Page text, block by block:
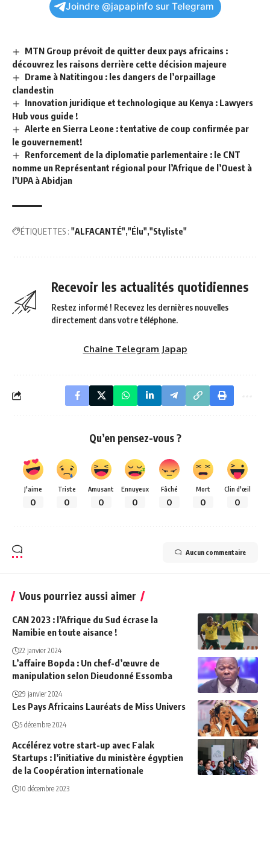
Joindre @japapinfo sur Telegram
MTN Group prévoit de quitter deux pays africains :
découvrez les raisons derrière cette décision majeure
Drame à Natitingou : les dangers de l’orpaillage
clandestin
Innovation juridique et technologique au Kenya : Lawyers
Hub vous guide !
Alerte en Sierra Leone : tentative de coup confirmée par
le gouvernement!
Renforcement de la diplomatie parlementaire : le CNT
nomme un Représentant régional pour l’Afrique de l’Ouest à
l’UPA à Abidjan
ÉTIQUETTES : "ALFACANTÉ" "Élu" "Styliste"
Recevoir les actualités quotidiennes
Restez informé ! Recevez les dernières nouvelles
directement dans votre téléphone.
Chaine Telegram Japap
Qu’en pensez-vous ?
J'aime
0
Triste
0
Amusant
0
Ennuyeux
0
Fâché
0
Mort
0
Clin d'œil
0
Aucun commentaire
Vous pourriez aussi aimer
CAN 2023 : l’Afrique du Sud écrase la
Namibie en toute aisance !
22 janvier 2024
L’affaire Bopda : Un chef-d’œuvre de
manipulation selon Dieudonné Essomba
29 janvier 2024
Les Pays Africains Lauréats de Miss Univers
5 décembre 2024
Accélérez votre start-up avec Falak
Startups : l’initiative du ministère égyptien
de la Coopération internationale
10 décembre 2023